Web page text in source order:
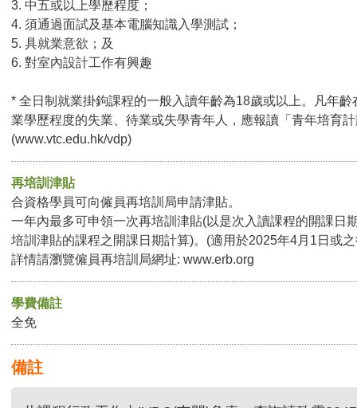
3. 中五或以上學歷程度；
4. 須通過面試及基本電腦知識入學測試；
5. 具就業意欲；及
6. 對室內設計工作有興趣
* 全日制就業掛鉤課程的一般入讀年齡為18歲或以上。凡年
業學歷程度的失業、待業或失學青年人，應報讀「青年培育
(www.vtc.edu.hk/vdp)
再培訓津貼
合資格學員可向僱員再培訓局申請津貼。
一年內最多可申領一次再培訓津貼(以是次入讀課程的開課日
培訓津貼的課程之開課日期計算)。(適用於2025年4月1日或
詳情請瀏覽僱員再培訓局網址: www.erb.org
學費備註
全免
備註